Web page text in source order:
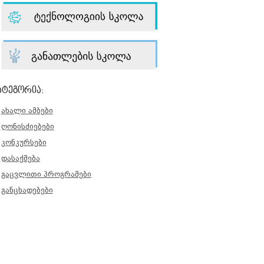
ახალი ამბები
ღონისძიებები
კონკურსები
დასაქმება
გაცვლითი პროგრამები
განცხადებები